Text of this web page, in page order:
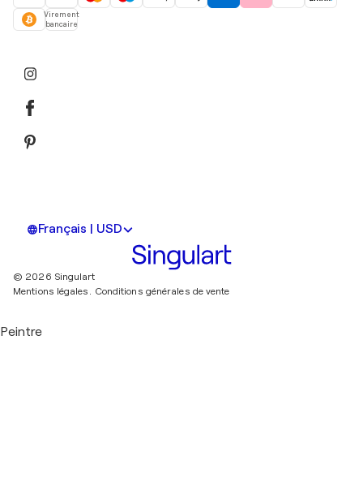
Virement
bancaire
Français | USD
© 2026 Singulart
Mentions légales. Conditions générales de vente
Peintre